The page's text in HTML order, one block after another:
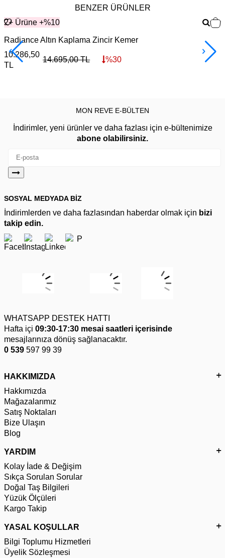
BENZER ÜRÜNLER
2+ Ürüne +%10
Radiance Altın Kaplama Zincir Kemer
10.286,50
TL
14.695,00TL %30
MON REVE E-BÜLTEN
İndirimler, yeni ürünler ve daha fazlası için e-bültenimize
abone olabilirsiniz.
SOSYAL MEDYADA BİZ
İndirimlerden ve daha fazlasından haberdar olmak için bizi
takip edin.
WHATSAPP DESTEK HATTI
Hafta içi 09:30-17:30 mesai saatleri içerisinde
mesajlarınıza dönüş sağlanacaktır.
0 539 597 99 39
HAKKIMIZDA
Hakkımızda
Mağazalarımız
Satış Noktaları
Bize Ulaşın
Blog
YARDIM
Kolay İade & Değişim
Sıkça Sorulan Sorular
Doğal Taş Bilgileri
Yüzük Ölçüleri
Kargo Takip
YASAL KOŞULLAR
Bilgi Toplumu Hizmetleri
Üyelik Sözleşmesi